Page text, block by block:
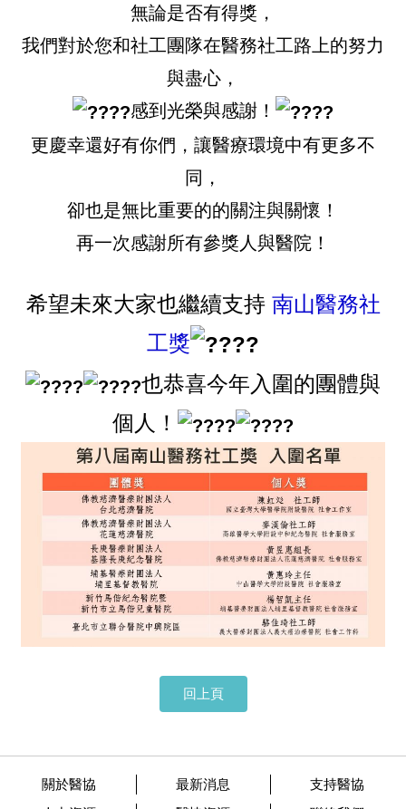
無論是否有得獎，
我們對於您和社工團隊在醫務社工路上的努力
與盡心，
感到光榮與感謝！
更慶幸還好有你們，讓醫療環境中有更多不
同，
卻也是無比重要的的關注與關懷！
再一次感謝所有參獎人與醫院！
希望未來大家也繼續支持 南山醫務社
工獎
也恭喜今年入圍的團體與
個人！
回上頁
關於醫協 最新消息
支持醫協